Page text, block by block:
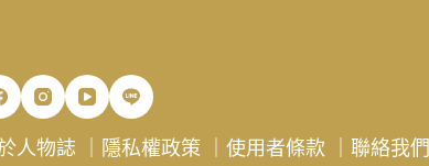
人物誌 隱私權政策 ｜使用者條款 ｜聯絡我們